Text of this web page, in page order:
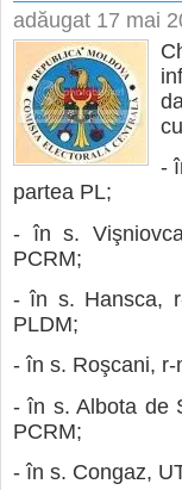
adăugat 17 mai
-
partea PL;
- în s.
PCRM;
- în s. Hansca,
PLDM;
- în s. Roşcani,
- în s. Albota de
PCRM;
- în s. Congaz,